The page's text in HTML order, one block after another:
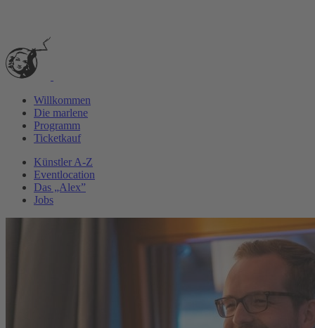
Willkommen
Die marlene
Programm
Ticketkauf
Künstler A-Z
Eventlocation
Das „Alex”
Jobs